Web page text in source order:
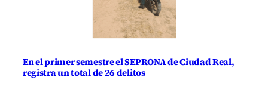
En el primer semestre el SEPRONA de Ciudad Real,
registra un total de 26 delitos